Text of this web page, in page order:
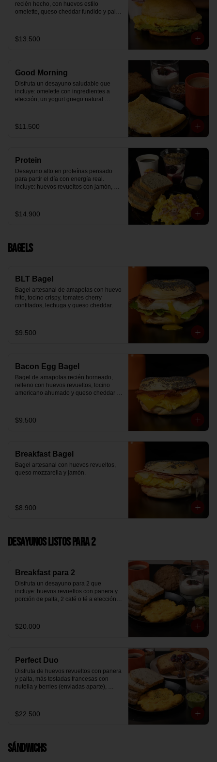
recién hecho, con huevos estilo
omelette, queso cheddar fundido y palta,
Se envía en bolsa delivery.
$13.500
Good Morning
Disfruta un desayuno saludable que
incluye: omelette con ingredientes a
elección, un yogurt griego natural
Breakfast y granola (endulzada con
miel), más un café o té a elección y un
$11.500
Protein
Desayuno alto en proteínas pensado
para partir el día con energía real.
Incluye: huevos revueltos con jamón,
mermelada de arándanos y granola
receta exclusiva The Breakfast, porción
$14.900
Bagels
BLT Bagel
Bagel artesanal de amapolas con huevo
frito, tocino crispy, tomates cherry
confitados, lechuga y queso cheddar.
$9.500
Bacon Egg Bagel
Bagel de amapolas recién horneado,
relleno con huevos revueltos, tocino
americano ahumado y queso cheddar
$9.500
Breakfast Bagel
Bagel artesanal con huevos revueltos,
queso mozzarella y jamón.
$8.900
Desayunos Listos para 2
Breakfast para 2
Disfruta un desayuno para 2 que
incluye: huevos revueltos con panera y
porción de palta, 2 café o té a elección, 2
hecha en casa, un mini brownie y galleta
de avena para compartir.
$20.000
Perfect Duo
Disfruta de huevos revueltos con panera
y palta, más tostadas francesas con
nutella y berries (enviadas aparte),
mermelada de arándanos y granola
hecha en casa.
$22.500
Sándwichs